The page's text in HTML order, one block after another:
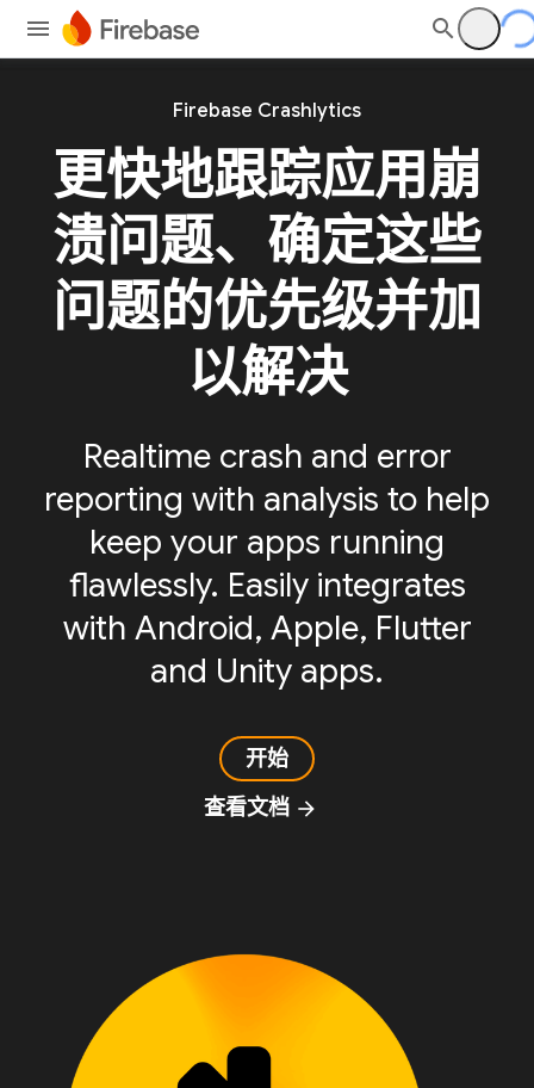
Firebase Crashlytics
更快地跟踪应用崩
溃问题、确定这些
问题的优先级并加
以解决
Realtime crash and error
reporting with analysis to help
keep your apps running
flawlessly. Easily integrates
with Android, Apple, Flutter
and Unity apps.
开始
查看文档 arrow_forward